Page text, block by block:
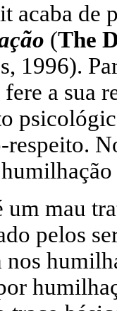
acaba
(The
1996).
fere a sua
um mau
pelos
nos